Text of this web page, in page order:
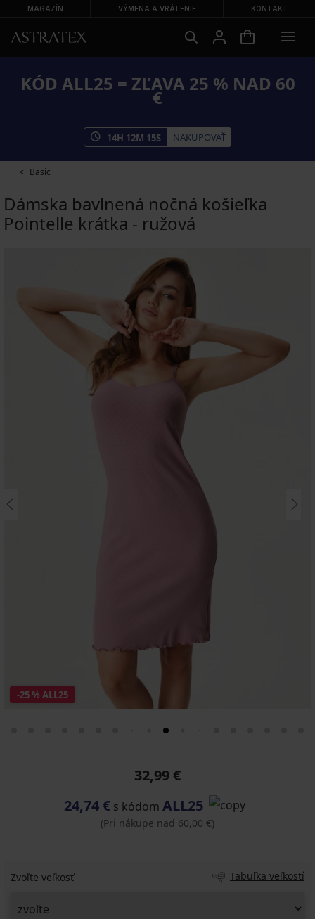
MAGAZÍN VÝMENA A VRÁTENIE KONTAKT
KÓD ALL25 = ZĽAVA 25 % NAD 60
€
14H 12M 14S NAKUPOVAŤ
Basic
Dámska bavlnená nočná košieľka
Pointelle krátka - ružová
-25 % ALL25
32,99 €
24,74 € s kódom ALL25
(Pri nákupe nad 60,00 €)
Zvoľte veľkosť Tabuľka veľkostí